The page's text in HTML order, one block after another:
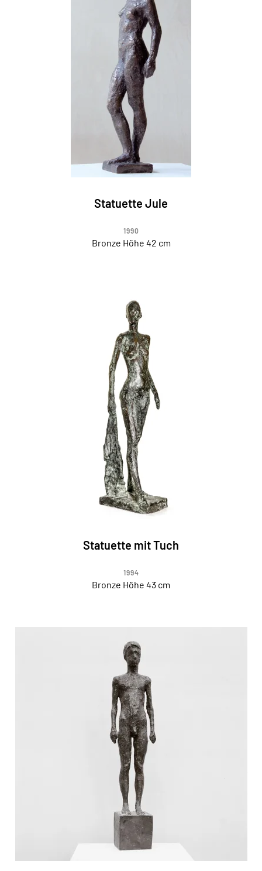
Statuette Jule
1990
Bronze Höhe 42 cm
Statuette mit Tuch
1994
Bronze Höhe 43 cm